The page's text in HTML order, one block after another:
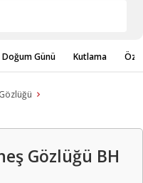
Doğum Günü Kutlama
Gözlüğü BH